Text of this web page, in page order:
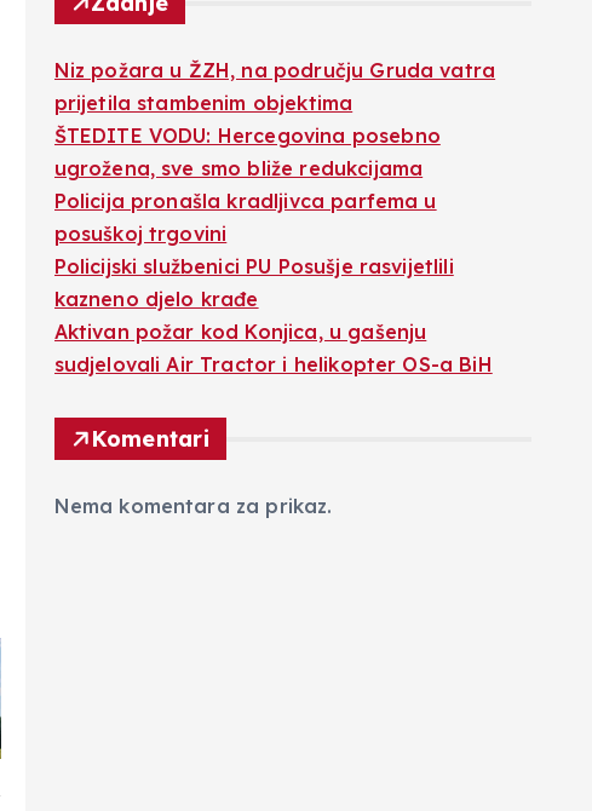
Niz požara u ŽZH, na području Gruda vatra
prijetila stambenim objektima
ŠTEDITE VODU: Hercegovina posebno
ugrožena, sve smo bliže redukcijama
Policija pronašla kradljivca parfema u
posuškoj trgovini
Policijski službenici PU Posušje rasvijetlili
kazneno djelo krađe
Aktivan požar kod Konjica, u gašenju
sudjelovali Air Tractor i helikopter OS-a BiH
Komentari
Nema komentara za prikaz.